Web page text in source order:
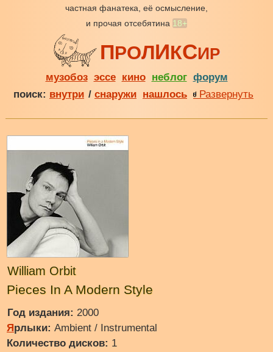
частная фанатека, её осмысление,
и прочая отсебятина 18+
ПРОЛИКСИР
музобоз эссе кино неблог форум
поиск: внутри / снаружи нашлось Развернуть
William Orbit
Pieces In A Modern Style
Год издания: 2000
Ярлыки: Ambient / Instrumental
Количество дисков: 1